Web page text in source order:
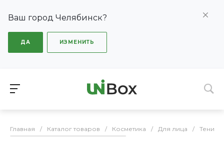
Ваш город Челябинск?
ДА ИЗМЕНИТЬ
Главная / Каталог товаров / Косметика / Для лица / Тени